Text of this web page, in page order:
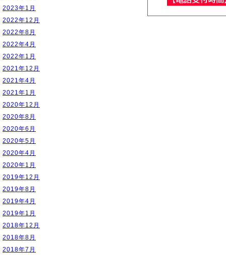
2023年1月
2022年12月
2022年8月
2022年4月
2022年1月
2021年12月
2021年4月
2021年1月
2020年12月
2020年8月
2020年6月
2020年5月
2020年4月
2020年1月
2019年12月
2019年8月
2019年4月
2019年1月
2018年12月
2018年8月
2018年7月